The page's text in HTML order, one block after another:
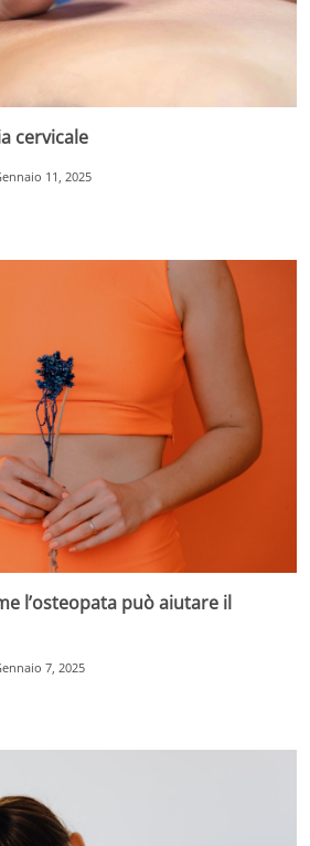
cervicale
11, 2025
l’osteopata può aiutare il
7, 2025